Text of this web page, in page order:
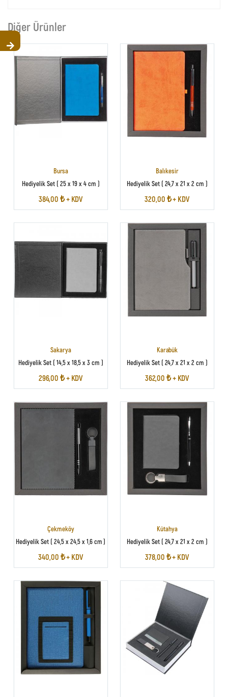
Diğer Ürünler
Bursa
Hediyelik Set ( 25 x 19 x 4 cm )
384,00 ₺ + KDV
Balıkesir
Hediyelik Set ( 24,7 x 21 x 2 cm )
320,00 ₺ + KDV
Sakarya
Hediyelik Set ( 14,5 x 18,5 x 3 cm )
296,00 ₺ + KDV
Karabük
Hediyelik Set ( 24,7 x 21 x 2 cm )
362,00 ₺ + KDV
Çekmeköy
Hediyelik Set ( 24,5 x 24,5 x 1,6 cm )
340,00 ₺ + KDV
Kütahya
Hediyelik Set ( 24,7 x 21 x 2 cm )
378,00 ₺ + KDV